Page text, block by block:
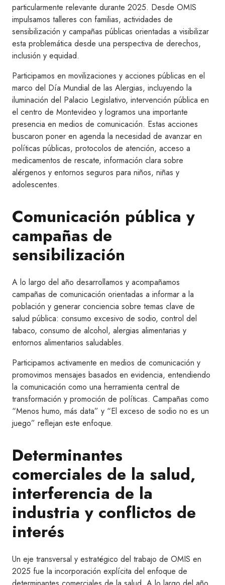
particularmente relevante durante 2025. Desde OMIS
impulsamos talleres con familias, actividades de
sensibilización y campañas públicas orientadas a visibilizar
esta problemática desde una perspectiva de derechos,
inclusión y equidad.
Participamos en movilizaciones y acciones públicas en el
marco del Día Mundial de las Alergias, incluyendo la
iluminación del Palacio Legislativo, intervención pública en
el centro de Montevideo y logramos una importante
presencia en medios de comunicación. Estas acciones
buscaron poner en agenda la necesidad de avanzar en
políticas públicas, protocolos de atención, acceso a
medicamentos de rescate, información clara sobre
alérgenos y entornos seguros para niños, niñas y
adolescentes.
Comunicación pública y
campañas de
sensibilización
A lo largo del año desarrollamos y acompañamos
campañas de comunicación orientadas a informar a la
población y generar conciencia sobre temas clave de
salud pública: consumo excesivo de sodio, control del
tabaco, consumo de alcohol, alergias alimentarias y
entornos alimentarios saludables.
Participamos activamente en medios de comunicación y
promovimos mensajes basados en evidencia, entendiendo
la comunicación como una herramienta central de
transformación y promoción de políticas. Campañas como
“Menos humo, más data” y “El exceso de sodio no es un
juego” reflejan este enfoque.
Determinantes
comerciales de la salud,
interferencia de la
industria y conflictos de
interés
Un eje transversal y estratégico del trabajo de OMIS en
2025 fue la incorporación explícita del enfoque de